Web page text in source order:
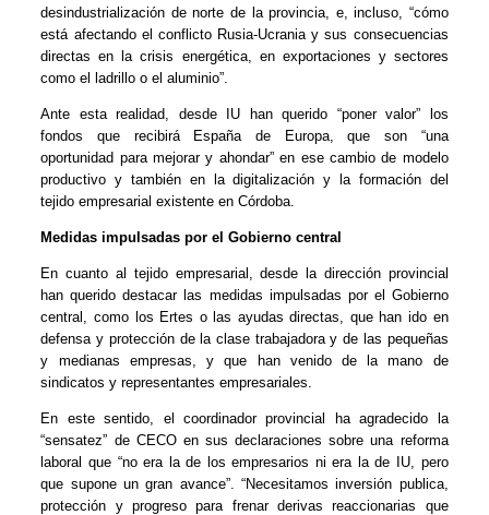
desindustrialización de norte de la provincia, e, incluso, “cómo
está afectando el conflicto Rusia-Ucrania y sus consecuencias
directas en la crisis energética, en exportaciones y sectores
como el ladrillo o el aluminio”.
Ante esta realidad, desde IU han querido “poner valor” los
fondos que recibirá España de Europa, que son “una
oportunidad para mejorar y ahondar” en ese cambio de modelo
productivo y también en la digitalización y la formación del
tejido empresarial existente en Córdoba.
Medidas impulsadas por el Gobierno central
En cuanto al tejido empresarial, desde la dirección provincial
han querido destacar las medidas impulsadas por el Gobierno
central, como los Ertes o las ayudas directas, que han ido en
defensa y protección de la clase trabajadora y de las pequeñas
y medianas empresas, y que han venido de la mano de
sindicatos y representantes empresariales.
En este sentido, el coordinador provincial ha agradecido la
“sensatez” de CECO en sus declaraciones sobre una reforma
laboral que “no era la de los empresarios ni era la de IU, pero
que supone un gran avance”. “Necesitamos inversión publica,
protección y progreso para frenar derivas reaccionarias que